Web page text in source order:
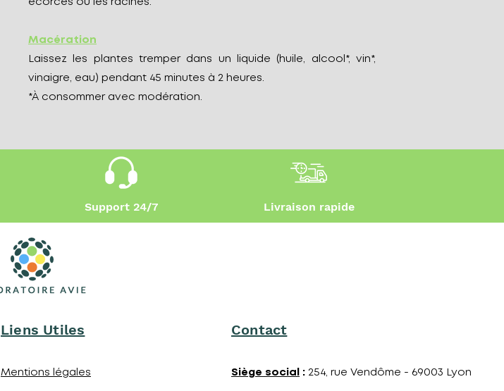
écorces ou les racines.
Macération
Laissez les plantes tremper dans un liquide (huile, alcool*, vin*,
vinaigre, eau) pendant 45 minutes à 2 heures.
*À consommer avec modération.
Support 24/7 Livraison rapide
Liens Utiles
Mentions légales
Contact
Siège social : 254, rue Vendôme - 69003 Lyon